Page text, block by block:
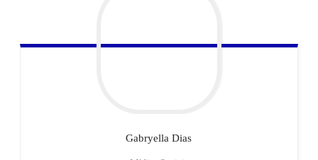
Gabryella Dias